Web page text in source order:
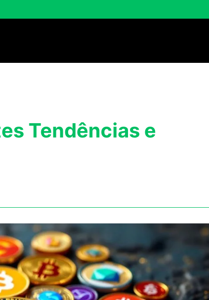
Tendências e